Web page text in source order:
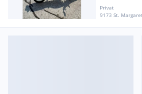
Privat
9173 St.